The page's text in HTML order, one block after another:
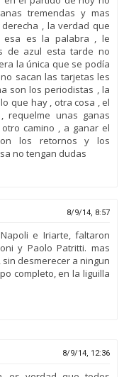
tremendas y mas
, la verdad que
esa es la palabra , le
de azul esta tarde no
la única que se podía
sacan las tarjetas les
son los periodistas , la
que hay , otra cosa , el
requelme unas ganas
camino , a ganar el
los retornos y los
no tengan dudas
8/9/14, 8:57
e Iriarte, faltaron
y Paolo Patritti. mas
desmerecer a ningun
completo, en la liguilla
8/9/14, 12:36